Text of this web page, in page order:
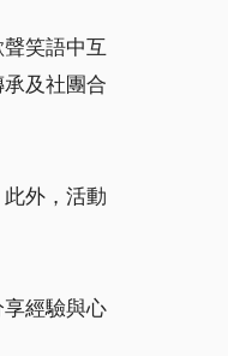
笑語中互
及社團合
外，活動
經驗與心